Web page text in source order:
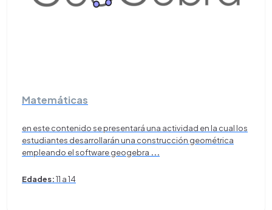
Matemáticas
en este contenido se presentará una actividad en la cual los
estudiantes desarrollarán una construcción geométrica
empleando el software geogebra ...
Edades:11 a 14